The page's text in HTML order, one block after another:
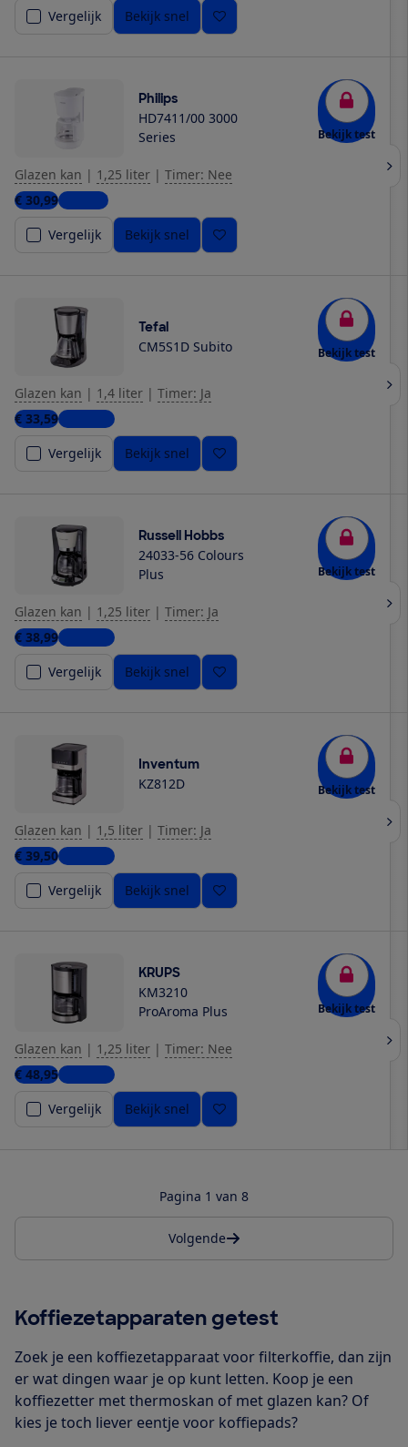
Vergelijk Bekijk snel
Philips
HD7411/00 3000
Series
Bekijk test
Glazen kan | 1,25 liter | Timer: Nee
€ 30,991 winkel
Vergelijk
Bekijk snel
Tefal
CM5S1D Subito Bekijk test
Glazen kan | 1,4 liter | Timer: Ja
€ 33,595 winkels
Vergelijk
Bekijk snel
Russell Hobbs
24033-56 Colours
Plus
Bekijk test
Glazen kan | 1,25 liter | Timer: Ja
€ 38,995 winkels
Vergelijk
Bekijk snel
Inventum
KZ812D Bekijk test
Glazen kan | 1,5 liter | Timer: Ja
€ 39,505 winkels
Vergelijk
Bekijk snel
KRUPS
KM3210
ProAroma Plus
Bekijk test
Glazen kan | 1,25 liter | Timer: Nee
€ 48,955 winkels
Vergelijk
Bekijk snel
Pagina 1 van 8
Volgende
Koffiezetapparaten getest
Zoek je een koffiezetapparaat voor filterkoffie, dan zijn
er wat dingen waar je op kunt letten. Koop je een
koffiezetter met thermoskan of met glazen kan? Of
kies je toch liever eentje voor koffiepads?